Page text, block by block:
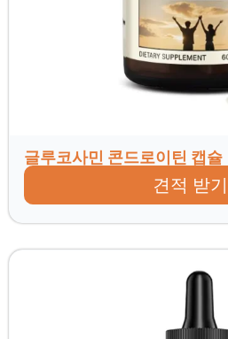
글루코사민 콘드로이틴 캡슐
견적 받기